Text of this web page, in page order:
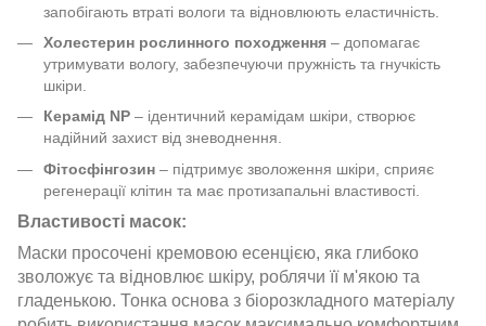
запобігають втраті вологи та відновлюють еластичність.
Холестерин рослинного походження – допомагає
утримувати вологу, забезпечуючи пружність та гнучкість
шкіри.
Керамід NP – ідентичний керамідам шкіри, створює
надійний захист від зневоднення.
Фітосфінгозин – підтримує зволоження шкіри, сприяє
регенерації клітин та має протизапальні властивості.
Властивості масок:
Маски просочені кремовою есенцією, яка глибоко
зволожує та відновлює шкіру, роблячи її м'якою та
гладенькою. Тонка основа з біорозкладного матеріалу